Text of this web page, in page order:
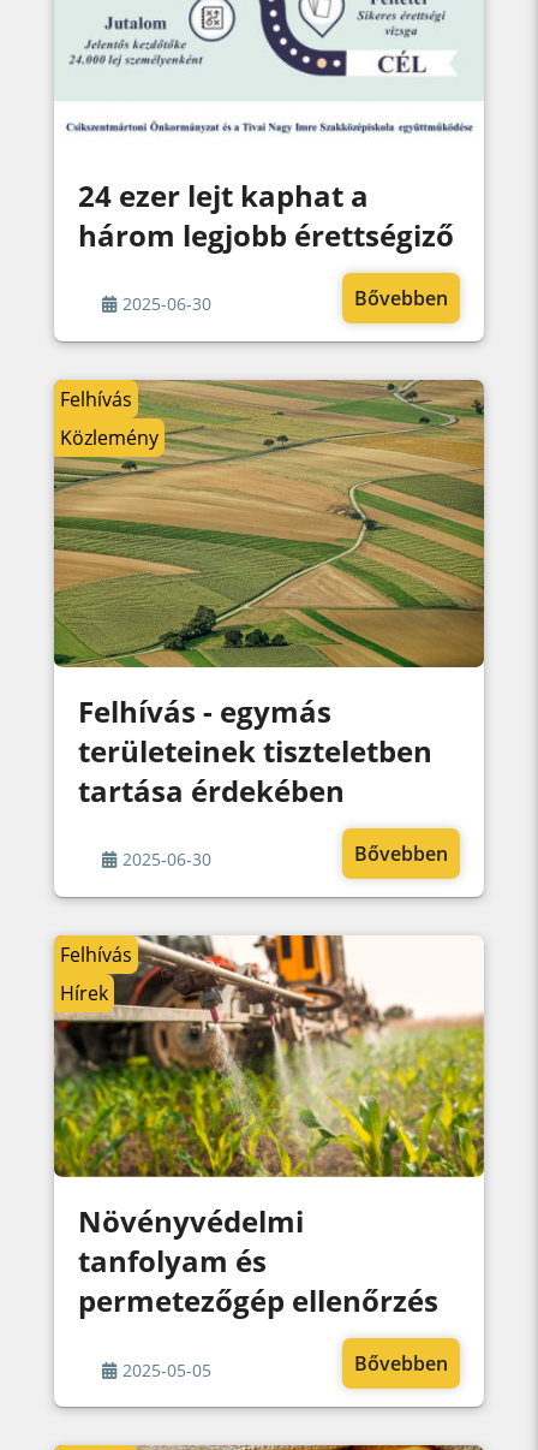
24 ezer lejt kaphat a
három legjobb érettségiző
2025-06-30 Bővebben
Felhívás - egymás
területeinek tiszteletben
tartása érdekében
2025-06-30 Bővebben
Felhívás
Közlemény
Növényvédelmi
tanfolyam és
permetezőgép ellenőrzés
2025-05-05 Bővebben
Felhívás
Hírek